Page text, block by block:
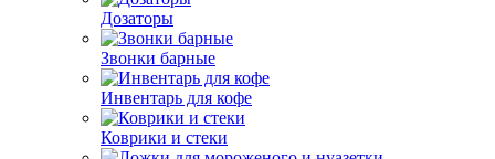
Дозаторы
Звонки барные
Инвентарь для кофе
Коврики и стеки